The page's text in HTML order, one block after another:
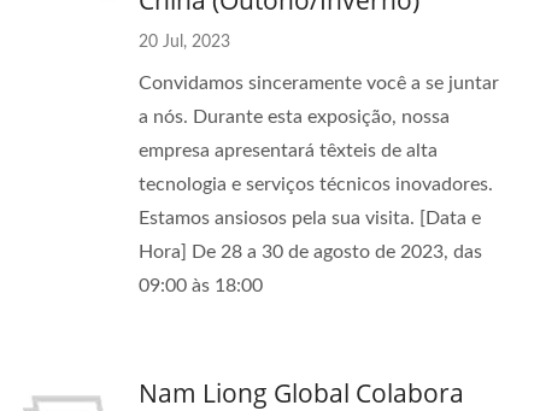
20 Jul, 2023
Convidamos sinceramente você a se juntar
a nós. Durante esta exposição, nossa
empresa apresentará têxteis de alta
tecnologia e serviços técnicos inovadores.
Estamos ansiosos pela sua visita. [Data e
Hora] De 28 a 30 de agosto de 2023, das
09:00 às 18:00
Nam Liong Global Colabora